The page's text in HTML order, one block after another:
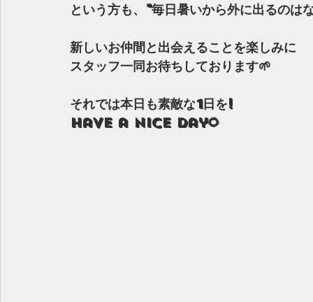
という方も、"毎日暑いから外に出るのは
新しいお仲間と出会えることを楽しみに
スタッフ一同お待ちしております🌱
それでは本日も素敵な1日を!
Have a nice day🌻